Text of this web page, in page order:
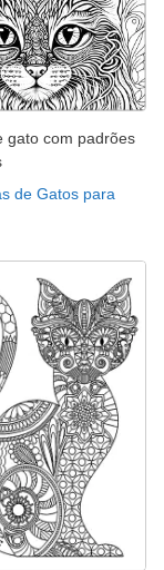
gato com padrões
de Gatos para